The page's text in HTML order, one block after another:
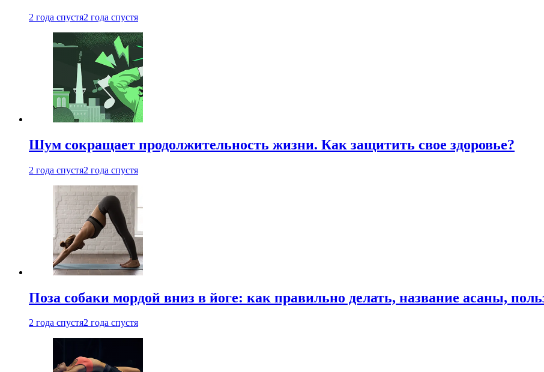
2 года спустя2 года спустя
Шум сокращает продолжительность жизни. Как защитить свое здоровье?
2 года спустя2 года спустя
Поза собаки мордой вниз в йоге: как правильно делать, название асаны,
2 года спустя2 года спустя